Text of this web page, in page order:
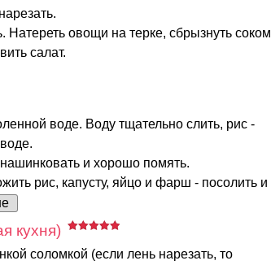
овощи на терке, сбрызнуть соком
салат.
воде. Воду тщательно слить, рис -
и хорошо помять.
рис, капусту, яйцо и фарш - посолить и
кухня)
соломкой (если лень нарезать, то